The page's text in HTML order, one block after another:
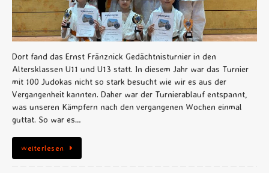
Dort fand das Ernst Fränznick Gedächtnisturnier in den
Altersklassen U11 und U13 statt. In diesem Jahr war das Turnier
mit 100 Judokas nicht so stark besucht wie wir es aus der
Vergangenheit kannten. Daher war der Turnierablauf entspannt,
was unseren Kämpfern nach den vergangenen Wochen einmal
guttat. So war es…
weiterlesen